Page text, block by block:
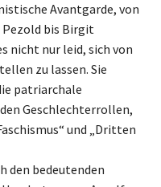
Avantgarde, von
Pezold bis Birgit
nicht nur leid, sich von
zu lassen. Sie
patriarchale
Geschlechterrollen,
und „Dritten
den bedeutenden